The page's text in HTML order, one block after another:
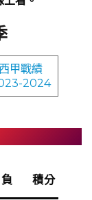
看。
西甲戰績
2024
負 積分